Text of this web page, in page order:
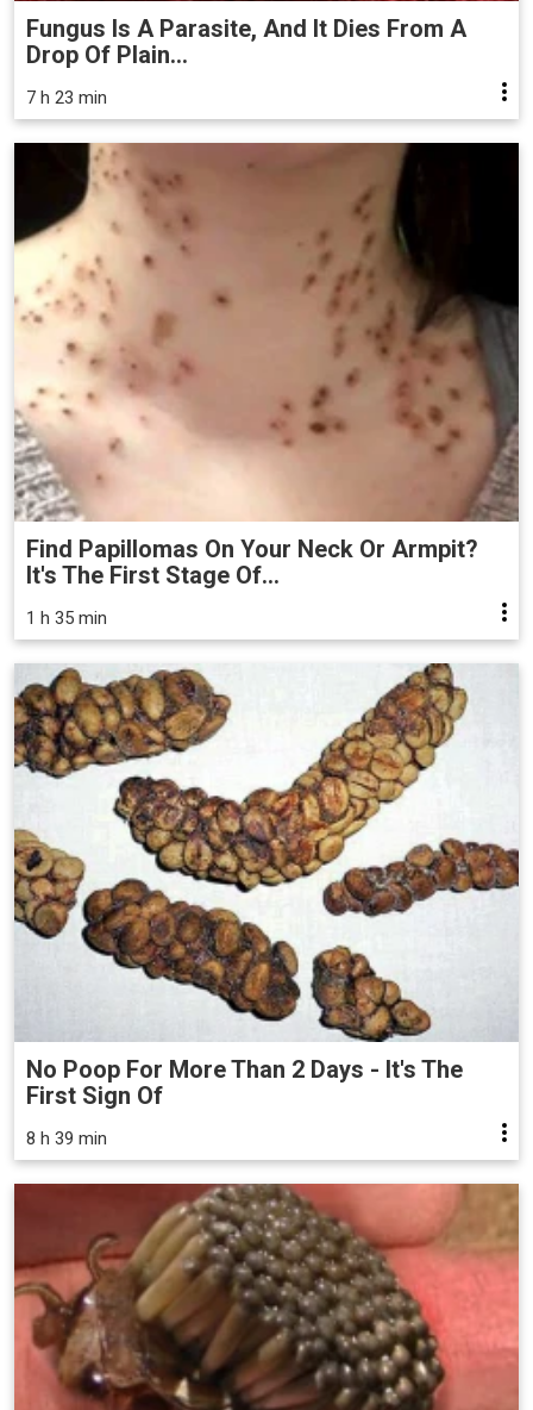
Fungus Is A Parasite, And It Dies From A
Drop Of Plain...
7 h 23 min
Find Papillomas On Your Neck Or Armpit?
It's The First Stage Of...
1 h 35 min
No Poop For More Than 2 Days - It's The
First Sign Of
8 h 39 min